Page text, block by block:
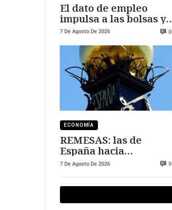
El dato de empleo
impulsa a las bolsas y
al sector tecnológico
7 De Agosto De 2026 0
ECONOMÍA
REMESAS: las de
España hacia
Marruecos se han
7 De Agosto De 2026 0